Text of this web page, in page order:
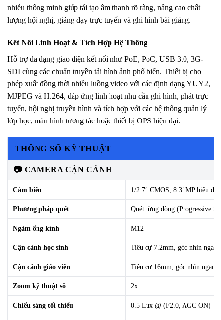
nhiễu thông minh giúp tái tạo âm thanh rõ ràng, nâng cao chất
lượng hội nghị, giảng dạy trực tuyến và ghi hình bài giảng.
Kết Nối Linh Hoạt & Tích Hợp Hệ Thống
Hỗ trợ đa dạng giao diện kết nối như PoE, PoC, USB 3.0, 3G-
SDI cùng các chuẩn truyền tải hình ảnh phổ biến. Thiết bị cho
phép xuất đồng thời nhiều luồng video với các định dạng YUY2,
MJPEG và H.264, đáp ứng linh hoạt nhu cầu ghi hình, phát trực
tuyến, hội nghị truyền hình và tích hợp với các hệ thống quản lý
lớp học, màn hình tương tác hoặc thiết bị OPS hiện đại.
THÔNG SỐ KỸ THUẬT
📷 CAMERA CẬN CẢNH
Cảm biến 1/2.7″ CMOS, 8.31MP hiệu
Phương pháp quét Quét từng dòng (Progressive
Ngàm ống kính M12
Cận cảnh học sinh Tiêu cự 7.2mm, góc nhìn
Cận cảnh giáo viên Tiêu cự 16mm, góc nhìn ngang
Zoom kỹ thuật số 2x
Chiếu sáng tối thiểu 0.5 Lux @ (F2.0, AGC ON)